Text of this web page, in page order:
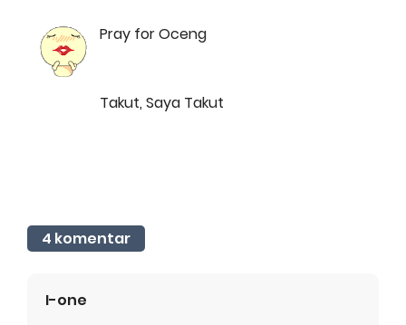
Pray for Oceng
Takut, Saya Takut
4 komentar
I-one